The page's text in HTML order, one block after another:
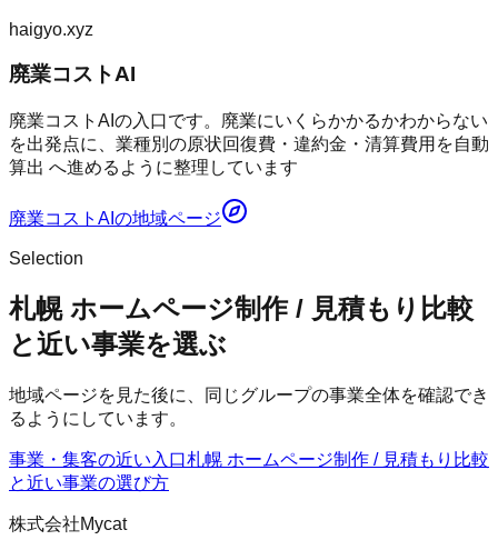
haigyo.xyz
廃業コストAI
廃業コストAIの入口です。廃業にいくらかかるかわからない
を出発点に、業種別の原状回復費・違約金・清算費用を自動
算出 へ進めるように整理しています
廃業コストAI の地域ページ
Selection
札幌 ホームページ制作 / 見積もり比較
と近い事業を選ぶ
地域ページを見た後に、同じグループの事業全体を確認でき
るようにしています。
事業・集客の近い入口札幌 ホームページ制作 / 見積もり比較
と近い事業の選び方
株式会社Mycat